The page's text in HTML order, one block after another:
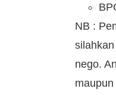
NB :
nego.